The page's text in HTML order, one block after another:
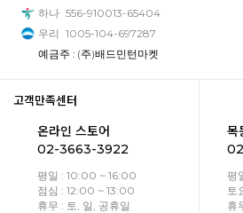
하나 556-910013-65404
우리 1005-104-697287
예금주 : (주)배드민턴마켓
고객만족센터
온라인 스토어
02-3663-3922
평일 : 10:00 ~ 16:00
점심 : 12:00 ~ 13:00
휴무 : 토, 일, 공휴일
목
평
토
휴